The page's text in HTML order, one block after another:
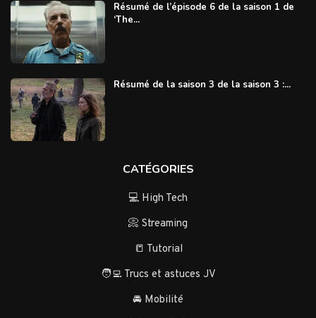
Résumé de l’épisode 6 de la saison 1 de
‘The...
Résumé de la saison 3 de la saison 3 :...
CATÉGORIES
💻 High Tech
📀 Streaming
📒 Tutorial
🧑‍💻 Trucs et astuces JV
🚘 Mobilité